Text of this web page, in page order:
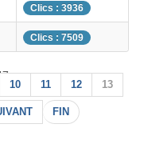
Clics : 3936
Clics : 7509
10 11 12 13
FIN